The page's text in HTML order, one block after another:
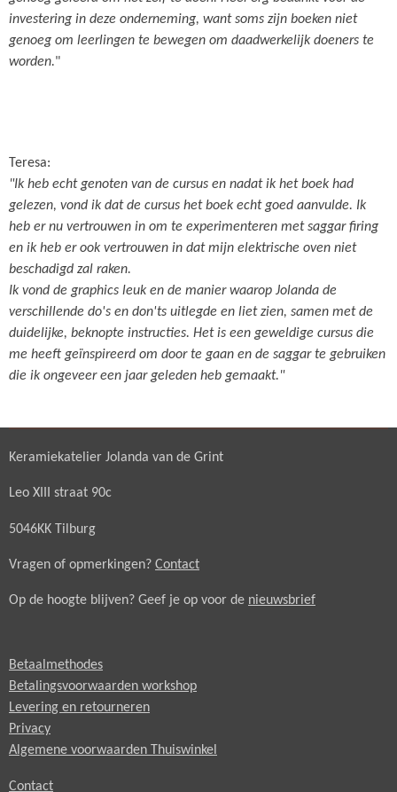
investering in deze onderneming, want soms zijn boeken niet
genoeg om leerlingen te bewegen om daadwerkelijk doeners te
worden."
Teresa:
"Ik heb echt genoten van de cursus en nadat ik het boek had
gelezen, vond ik dat de cursus het boek echt goed aanvulde. Ik
heb er nu vertrouwen in om te experimenteren met saggar firing
en ik heb er ook vertrouwen in dat mijn elektrische oven niet
beschadigd zal raken.
Ik vond de graphics leuk en de manier waarop Jolanda de
verschillende do's en don'ts uitlegde en liet zien, samen met de
duidelijke, beknopte instructies. Het is een geweldige cursus die
me heeft geïnspireerd om door te gaan en de saggar te gebruiken
die ik ongeveer een jaar geleden heb gemaakt."
Keramiekatelier Jolanda van de Grint
Leo XIII straat 90c
5046KK Tilburg
Vragen of opmerkingen? Contact
Op de hoogte blijven? Geef je op voor de nieuwsbrief
Betaalmethodes
Betalingsvoorwaarden workshop
Levering en retourneren
Privacy
Algemene voorwaarden Thuiswinkel
Contact